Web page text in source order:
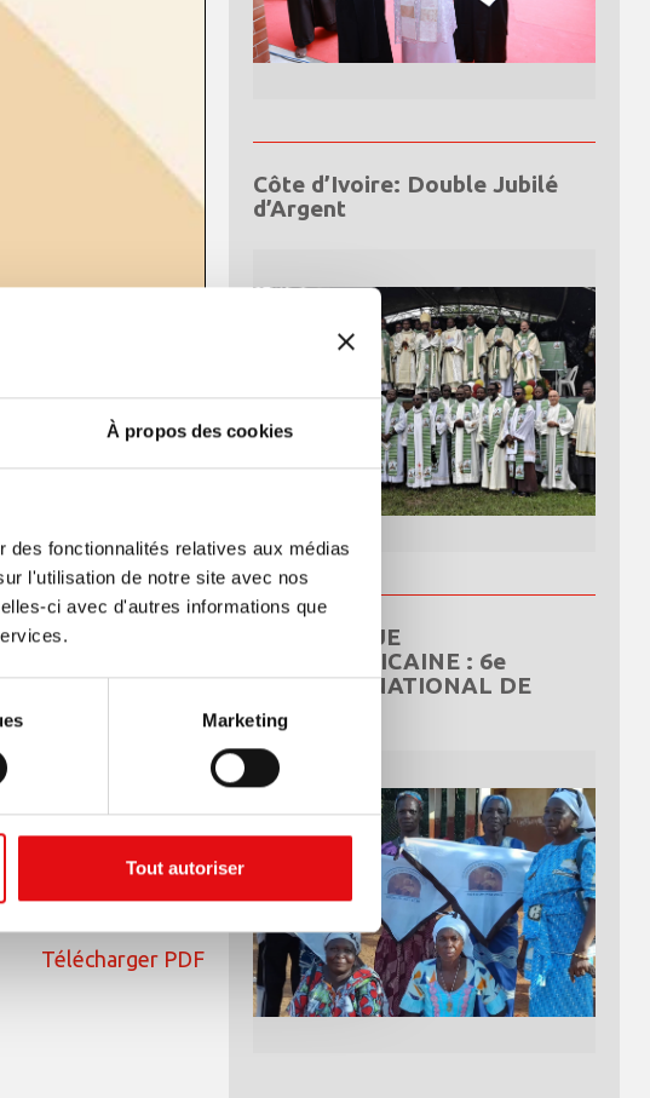
À propos des cookies
des fonctionnalités relatives aux médias
l'utilisation de notre site avec nos
ci avec d'autres informations que
Marketing
Tout autoriser
Télécharger PDF
Côte d’Ivoire: Double Jubilé
d’Argent
RÉPUBLIQUE
CENTRAFRICAINE : 6e
CONGRÈS NATIONAL DE
L’OCDS